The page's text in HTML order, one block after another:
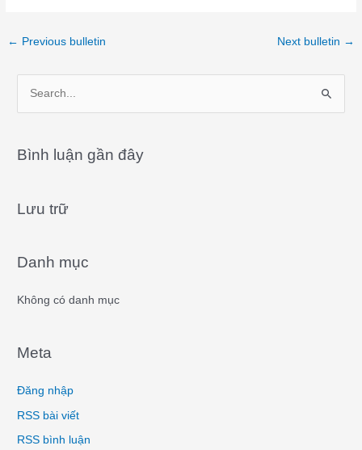
← Previous bulletin Next bulletin →
r
h
:
Bình luận gần đây
Lưu trữ
Danh mục
Không có danh mục
Meta
Đăng nhập
RSS bài viết
RSS bình luận